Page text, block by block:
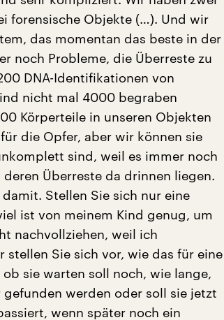
forensische Objekte (…). Und wir
das momentan das beste in der
noch Probleme, die Überreste zu
DNA-Identifikationen von
nicht mal 4000 begraben
Körperteile in unseren Objekten
die Opfer, aber wir können sie
sind, weil es immer noch
Überreste da drinnen liegen.
Stellen Sie sich nur eine
ist von meinem Kind genug, um
nachvollziehen, weil ich
Sie sich vor, wie das für eine
sie warten soll noch, wie lange,
werden oder soll sie jetzt
wenn später noch ein